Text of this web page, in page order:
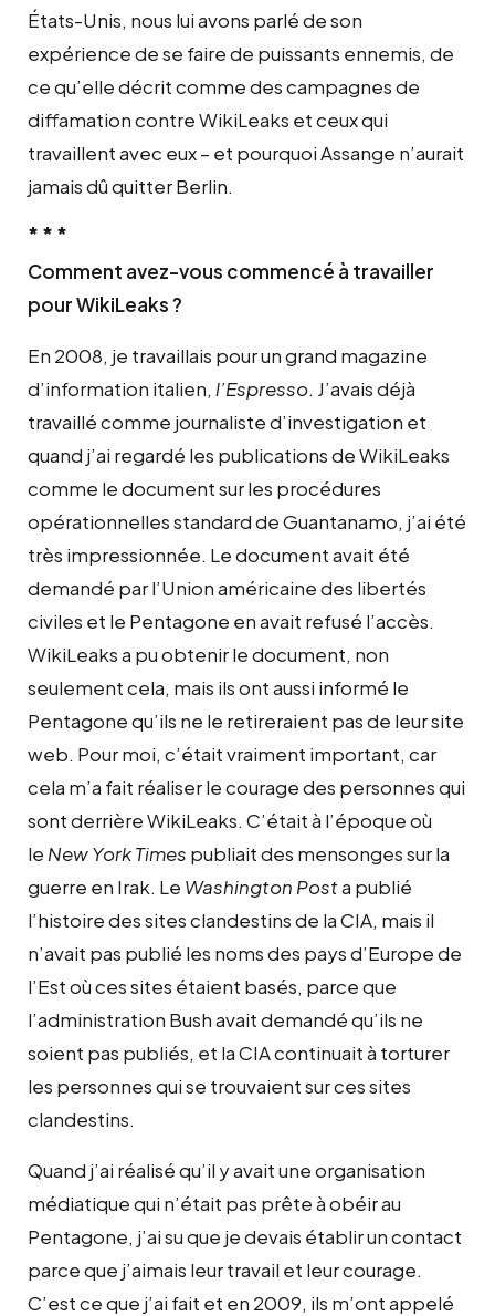
États-Unis, nous lui avons parlé de son
expérience de se faire de puissants ennemis, de
ce qu’elle décrit comme des campagnes de
diffamation contre WikiLeaks et ceux qui
travaillent avec eux – et pourquoi Assange n’aurait
jamais dû quitter Berlin.
* * *
Comment avez-vous commencé à travailler
pour WikiLeaks ?
En 2008, je travaillais pour un grand magazine
d’information italien, l’Espresso. J’avais déjà
travaillé comme journaliste d’investigation et
quand j’ai regardé les publications de WikiLeaks
comme le document sur les procédures
opérationnelles standard de Guantanamo, j’ai été
très impressionnée. Le document avait été
demandé par l’Union américaine des libertés
civiles et le Pentagone en avait refusé l’accès.
WikiLeaks a pu obtenir le document, non
seulement cela, mais ils ont aussi informé le
Pentagone qu’ils ne le retireraient pas de leur site
web. Pour moi, c’était vraiment important, car
cela m’a fait réaliser le courage des personnes qui
sont derrière WikiLeaks. C’était à l’époque où
le New York Times publiait des mensonges sur la
guerre en Irak. Le Washington Posta publié
l’histoire des sites clandestins de la CIA, mais il
n’avait pas publié les noms des pays d’Europe de
l’Est où ces sites étaient basés, parce que
l’administration Bush avait demandé qu’ils ne
soient pas publiés, et la CIA continuait à torturer
les personnes qui se trouvaient sur ces sites
clandestins.
Quand j’ai réalisé qu’il y avait une organisation
médiatique qui n’était pas prête à obéir au
Pentagone, j’ai su que je devais établir un contact
parce que j’aimais leur travail et leur courage.
C’est ce que j’ai fait et en 2009, ils m’ont appelé